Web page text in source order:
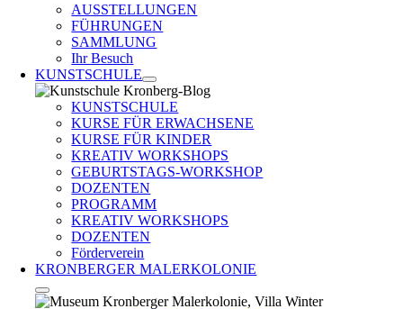
AUSSTELLUNGEN
FÜHRUNGEN
SAMMLUNG
Ihr Besuch
KUNSTSCHULE
KUNSTSCHULE
KURSE FÜR ERWACHSENE
KURSE FÜR KINDER
KREATIV WORKSHOPS
GEBURTSTAGS-WORKSHOP
DOZENTEN
PROGRAMM
KREATIV WORKSHOPS
DOZENTEN
Förderverein
KRONBERGER MALERKOLONIE